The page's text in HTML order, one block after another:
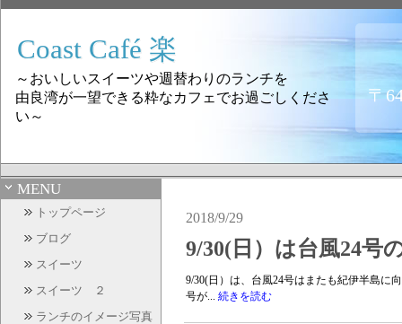
Coast Café 楽
～おいしいスイーツや週替わりのランチを
由良湾が一望できる粋なカフェでお過ごしくださ
い～
〒
MENU
トップページ
ブログ
スイーツ
スイーツ ２
ランチのイメージ写真
2018/9/29
9/30(日）は台風24号
9/30(日）は、台風24号はまたも紀伊半島に
号が... 続きを読む